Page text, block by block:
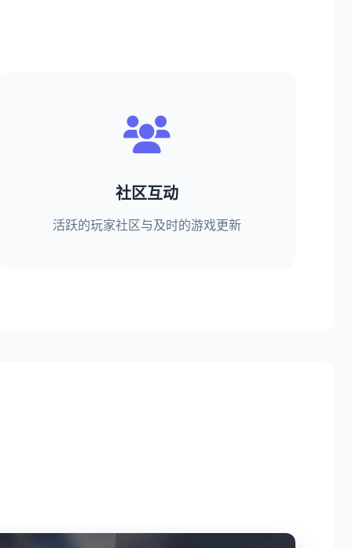
社区互动
活跃的玩家社区与及时的游戏更新